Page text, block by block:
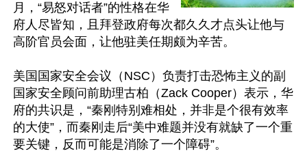
月，“易怒对话者”的性格在华
府人尽皆知，且拜登政府每次都久久才点头让他与
高阶官员会面，让他驻美任期颇为辛苦。
美国国家安全会议（NSC）负责打击恐怖主义的副
国家安全顾问前助理古柏（Zack Cooper）表示，华
府的共识是，“秦刚特别难相处，并非是个很有效率
的大使”，而秦刚走后“美中难题并没有就缺了一个重
要关键，反而可能是消除了一个障碍”。